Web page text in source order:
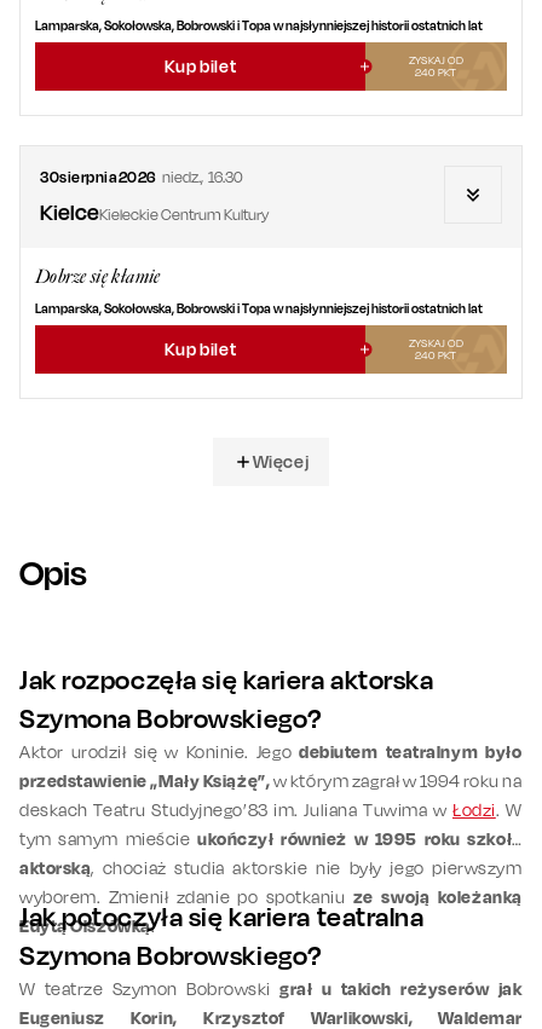
Lamparska, Sokołowska, Bobrowski i Topa w najsłynniejszej historii ostatnich lat
Kup bilet
ZYSKAJ OD
240 PKT
30sierpnia2026 niedz., 16.30
KielceKieleckie Centrum Kultury
Dobrze się kłamie
Lamparska, Sokołowska, Bobrowski i Topa w najsłynniejszej historii ostatnich lat
Kup bilet
ZYSKAJ OD
240 PKT
Więcej
Opis
Jak rozpoczęła się kariera aktorska
Szymona Bobrowskiego?
Aktor urodził się w Koninie. Jegodebiutem teatralnym było
przedstawienie „Mały Książę”,w którym zagrał w 1994 roku na
deskach Teatru Studyjnego’83 im. Juliana Tuwima w Łodzi. W
tym samym mieścieukończył również w 1995 roku szkołę
aktorską, chociaż studia aktorskie nie były jego pierwszym
wyborem. Zmienił zdanie po spotkaniu ze swoją koleżanką
Edytą Olszówką.
Jak potoczyła się kariera teatralna
Szymona Bobrowskiego?
W teatrze Szymon Bobrowskigrał u takich reżyserów jak
Eugeniusz Korin, Krzysztof Warlikowski, Waldemar